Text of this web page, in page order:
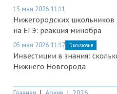
15 мая 2026 11:11
Нижегородских школьников
на ЕГЭ: реакция минобра
05 мая 2026 11:17 Эксклюзив
Инвестиции в знания:
Нижнего Новгорода